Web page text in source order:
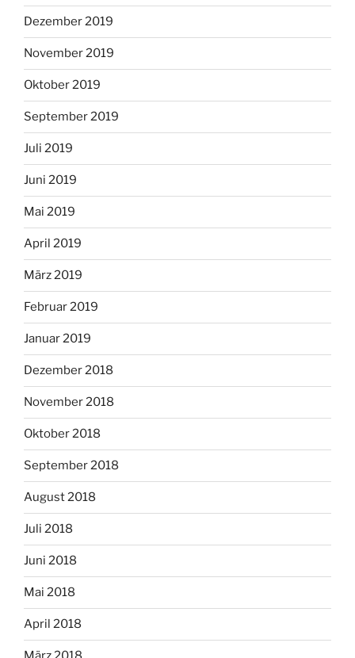
Dezember 2019
November 2019
Oktober 2019
September 2019
Juli 2019
Juni 2019
Mai 2019
April 2019
März 2019
Februar 2019
Januar 2019
Dezember 2018
November 2018
Oktober 2018
September 2018
August 2018
Juli 2018
Juni 2018
Mai 2018
April 2018